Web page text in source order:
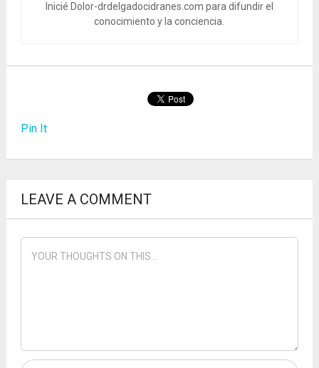
Inicié Dolor-drdelgadocidranes.com para difundir el
conocimiento y la conciencia.
Pin It
LEAVE A COMMENT